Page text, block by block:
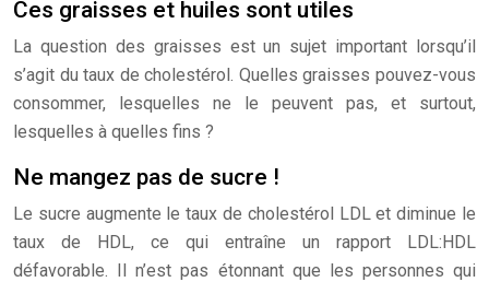
Ces graisses et huiles sont utiles
La question des graisses est un sujet important lorsqu’il
s’agit du taux de cholestérol. Quelles graisses pouvez-vous
consommer, lesquelles ne le peuvent pas, et surtout,
lesquelles à quelles fins ?
Ne mangez pas de sucre !
Le sucre augmente le taux de cholestérol LDL et diminue le
taux de HDL, ce qui entraîne un rapport LDL:HDL
défavorable. Il n’est pas étonnant que les personnes qui